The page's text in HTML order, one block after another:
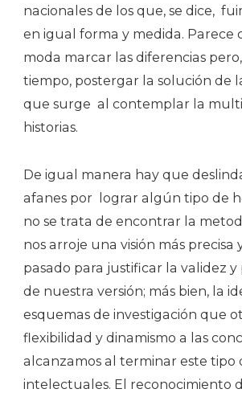
nacionales de los que, se dice,
en igual forma y medida. Parece
moda marcar las diferencias
tiempo, postergar la solución de
que surge al contemplar la
historias.
De igual manera hay que
afanes por lograr algún tipo de
no se trata de encontrar la
nos arroje una visión más precisa
pasado para justificar la validez y
de nuestra versión; más bien, la
esquemas de investigación que
flexibilidad y dinamismo a las
alcanzamos al terminar este tipo
intelectuales. El reconocimiento